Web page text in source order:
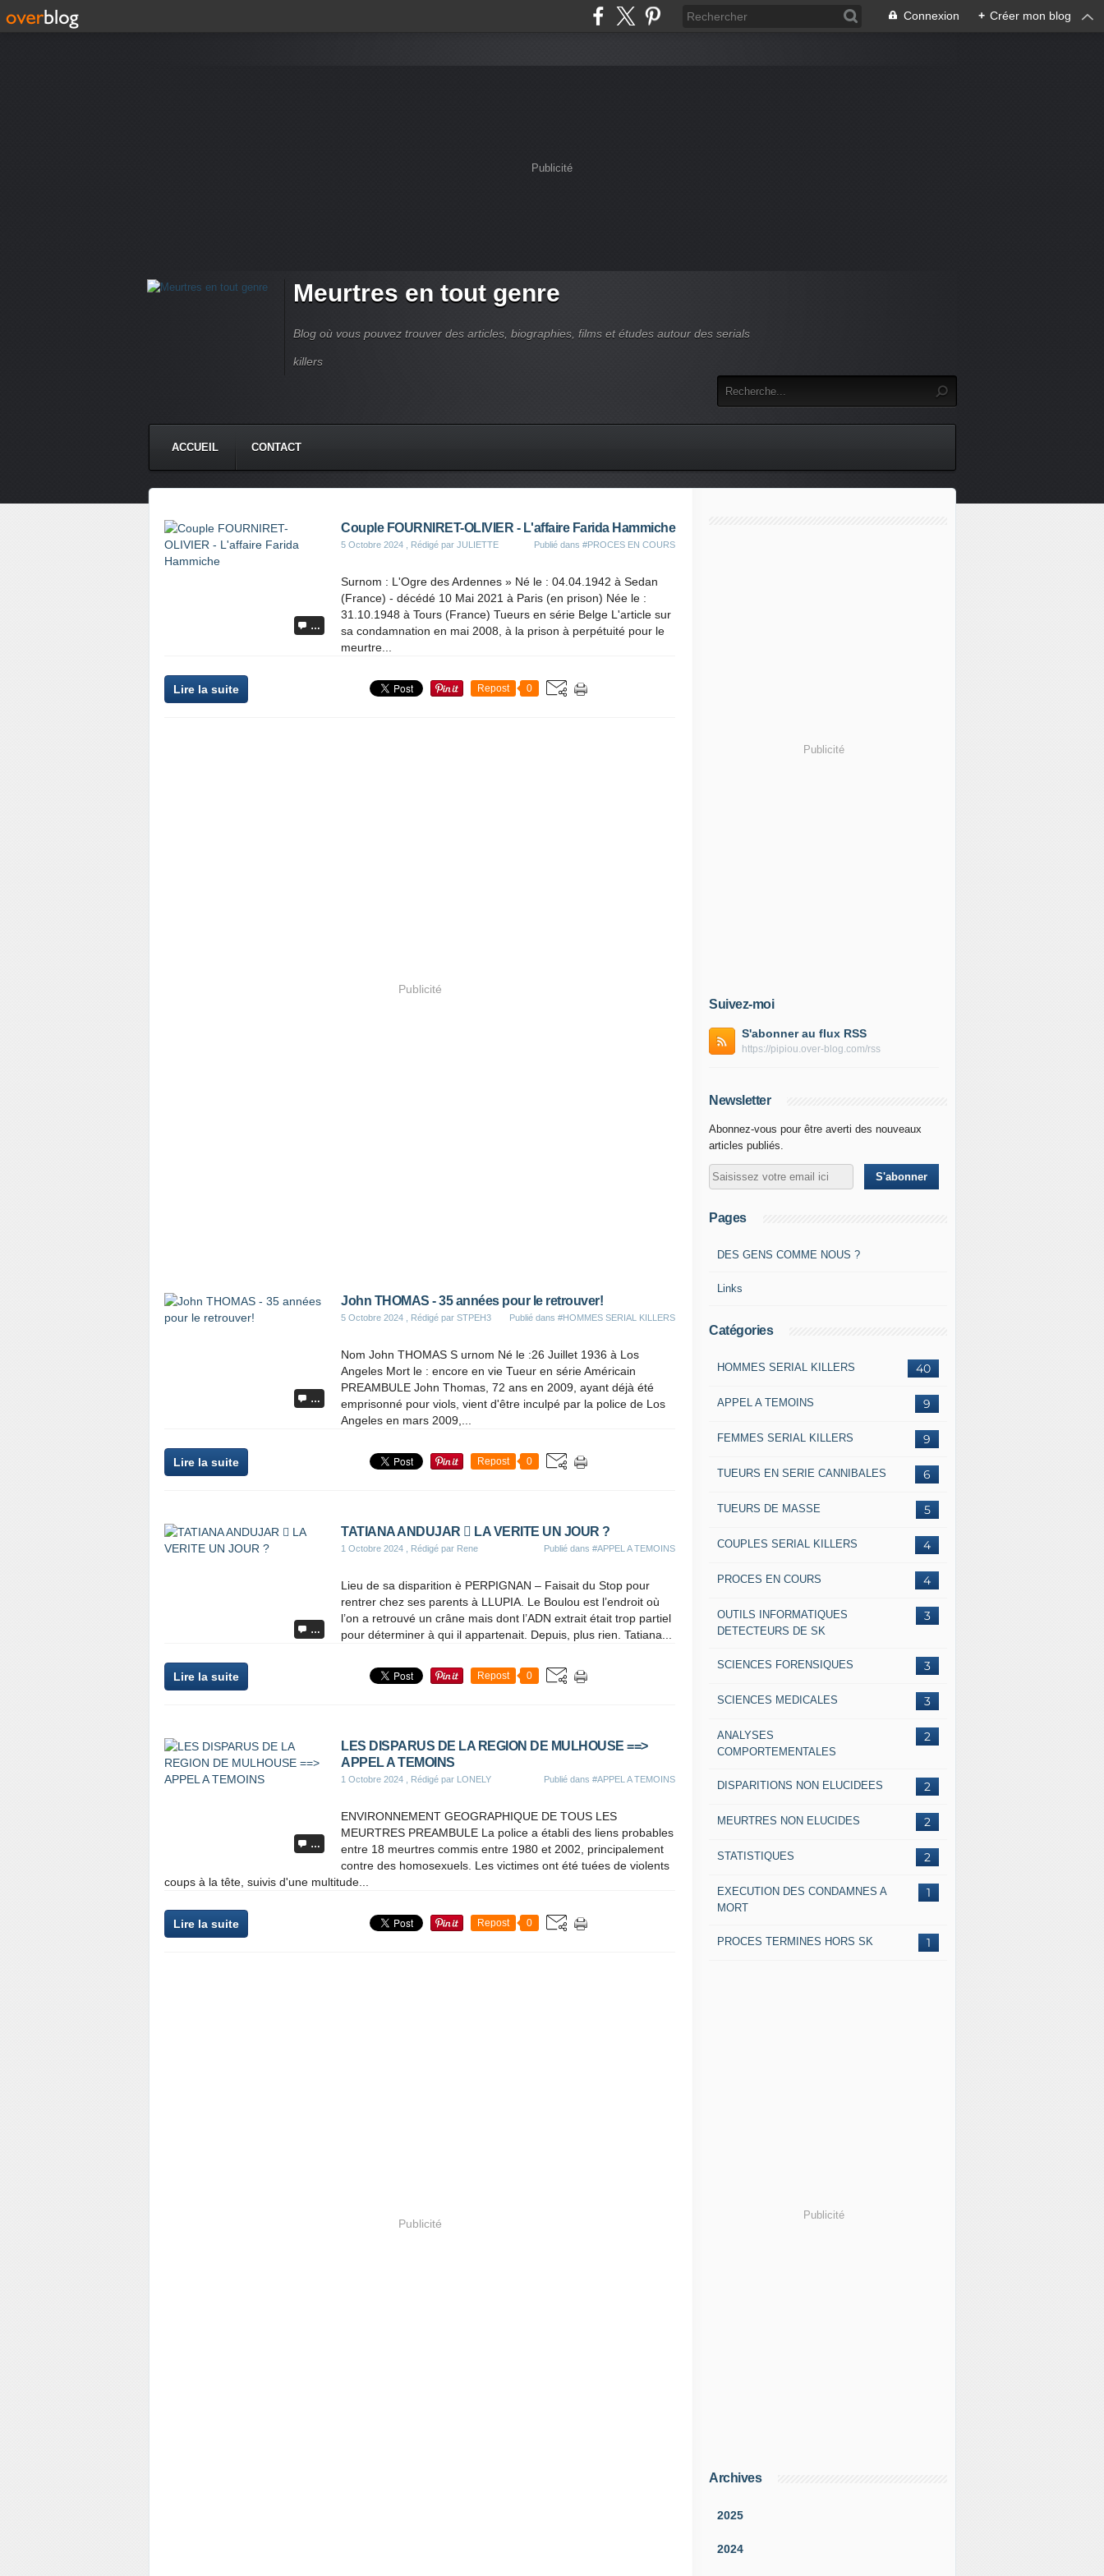
Connexion + Créer mon blog
Publicité
Meurtres en tout genre
Blog où vous pouvez trouver des articles, biographies, films et études autour des serials
killers
ACCUEIL CONTACT
…
Couple FOURNIRET-OLIVIER - L'affaire Farida Hammiche
5 Octobre 2024 , Rédigé par JULIETTE Publié dans #PROCES EN COURS
Surnom : L'Ogre des Ardennes » Né le : 04.04.1942 à Sedan
(France) - décédé 10 Mai 2021 à Paris (en prison) Née le :
31.10.1948 à Tours (France) Tueurs en série Belge L'article sur
sa condamnation en mai 2008, à la prison à perpétuité pour le
meurtre...
Lire la suite Repost 0
Publicité
…
John THOMAS - 35 années pour le retrouver!
5 Octobre 2024 , Rédigé par STPEH3 Publié dans #HOMMES SERIAL KILLERS
Nom John THOMAS S urnom Né le :26 Juillet 1936 à Los
Angeles Mort le : encore en vie Tueur en série Américain
PREAMBULE John Thomas, 72 ans en 2009, ayant déjà été
emprisonné pour viols, vient d'être inculpé par la police de Los
Angeles en mars 2009,...
Lire la suite Repost 0
…
TATIANA ANDUJAR  LA VERITE UN JOUR ?
1 Octobre 2024 , Rédigé par Rene Publié dans #APPEL A TEMOINS
Lieu de sa disparition è PERPIGNAN – Faisait du Stop pour
rentrer chez ses parents à LLUPIA. Le Boulou est l’endroit où
l’on a retrouvé un crâne mais dont l’ADN extrait était trop partiel
pour déterminer à qui il appartenait. Depuis, plus rien. Tatiana...
Lire la suite Repost 0
…
LES DISPARUS DE LA REGION DE MULHOUSE ==>
APPEL A TEMOINS
1 Octobre 2024 , Rédigé par LONELY Publié dans #APPEL A TEMOINS
ENVIRONNEMENT GEOGRAPHIQUE DE TOUS LES
MEURTRES PREAMBULE La police a établi des liens probables
entre 18 meurtres commis entre 1980 et 2002, principalement
contre des homosexuels. Les victimes ont été tuées de violents
coups à la tête, suivis d'une multitude...
Lire la suite Repost 0
Publicité
Publicité
Suivez-moi
S'abonner au flux RSS
https://pipiou.over-blog.com/rss
Newsletter
Abonnez-vous pour être averti des nouveaux
articles publiés.
Pages
DES GENS COMME NOUS ?
Links
Catégories
40
HOMMES SERIAL KILLERS
9
APPEL A TEMOINS
9
FEMMES SERIAL KILLERS
6
TUEURS EN SERIE CANNIBALES
5
TUEURS DE MASSE
4
COUPLES SERIAL KILLERS
4
PROCES EN COURS
3
OUTILS INFORMATIQUES
DETECTEURS DE SK
3
SCIENCES FORENSIQUES
3
SCIENCES MEDICALES
2
ANALYSES
COMPORTEMENTALES
2
DISPARITIONS NON ELUCIDEES
2
MEURTRES NON ELUCIDES
2
STATISTIQUES
1
EXECUTION DES CONDAMNES A
MORT
1
PROCES TERMINES HORS SK
Publicité
Archives
2025
2024